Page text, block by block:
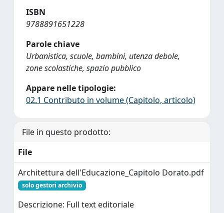
ISBN
9788891651228
Parole chiave
Urbanistica, scuole, bambini, utenza debole,
zone scolastiche, spazio pubblico
Appare nelle tipologie:
02.1 Contributo in volume (Capitolo, articolo)
File in questo prodotto:
File
Architettura dell'Educazione_Capitolo Dorato.pdf
solo gestori archivio
Descrizione: Full text editoriale